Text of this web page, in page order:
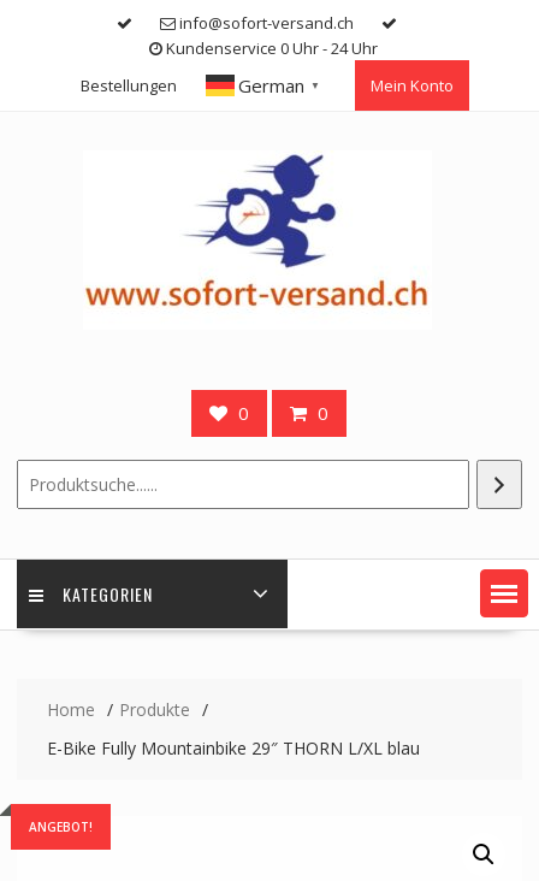
info@sofort-versand.ch
Kundenservice 0 Uhr - 24 Uhr
Bestellungen
German ▼ Mein Konto
0 0
KATEGORIEN
Home
Produkte
E-Bike Fully Mountainbike 29″ THORN L/XL blau
ANGEBOT!